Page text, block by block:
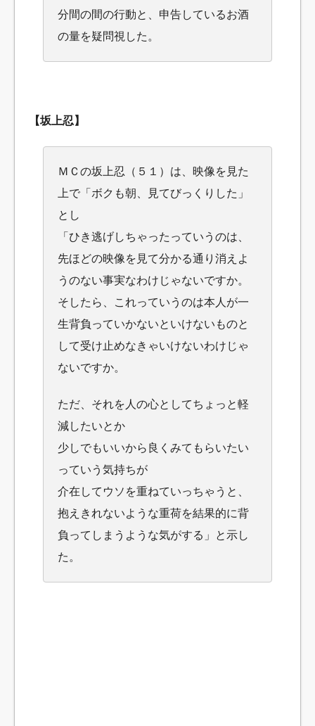
分間の間の行動と
、申告しているお酒
の量を疑問視した。
【坂上忍】
ＭＣの坂上忍（５１）は、映像を見た
上で「ボクも朝、見てびっくりした」
とし
「ひき逃げしちゃったっていうのは、
先ほどの映像を見て分かる通り消えよ
うのない事実なわけじゃないですか。
そしたら、これっていうのは本人が一
生背負っていかないといけないものと
して受け止めなきゃいけないわけじゃ
ないですか。
ただ、それを人の心としてちょっと軽
減したいとか
少しでもいいから良くみてもらいたい
っていう気持ちが
介在してウソを重ねていっちゃうと、
抱えきれないような重荷を結果的に背
負ってしまうような気がする」と示し
た。